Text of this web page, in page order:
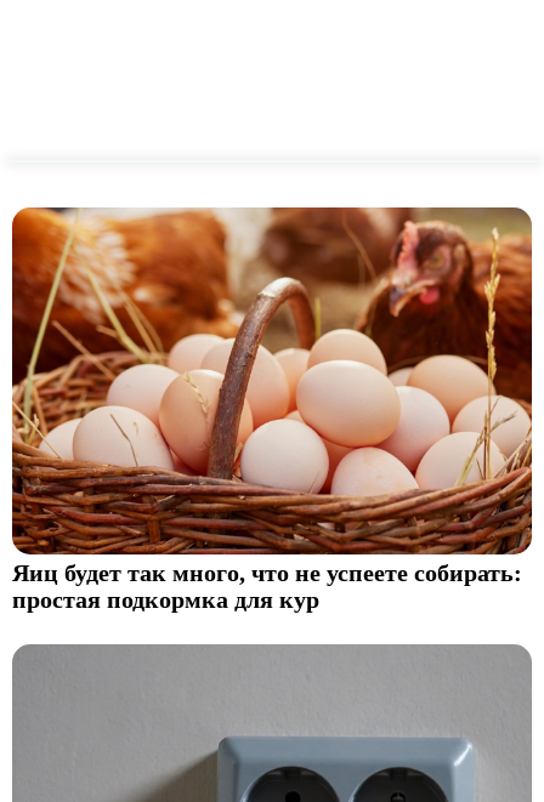
Яиц будет так много, что не успеете собирать:
простая подкормка для кур